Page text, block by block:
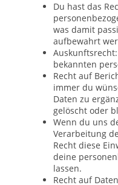
Du hast das
was damit
aufbewahrt
bekannten
Recht auf
immer du
Daten zu
gelöscht oder
Wenn du uns
Verarbeitung
Recht diese
deine
lassen.
Recht auf